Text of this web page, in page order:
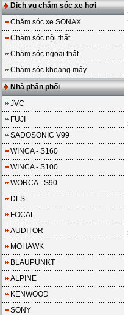
Dịch vụ chăm sóc xe hơi
Chăm sóc xe SONAX
Chăm sóc nội thất
Chăm sóc ngoại thất
Chăm sóc khoang máy
Nhà phân phối
JVC
FUJI
SADOSONIC V99
WINCA - S160
WINCA - S100
WORCA - S90
DLS
FOCAL
AUDITOR
MOHAWK
BLAUPUNKT
ALPINE
KENWOOD
SONY